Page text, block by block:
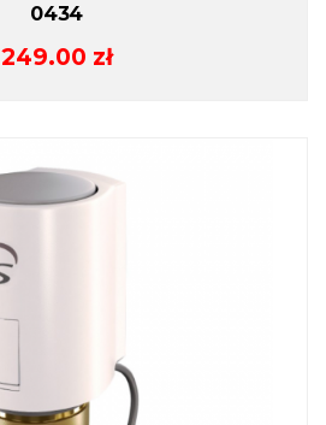
0434
249.00 zł